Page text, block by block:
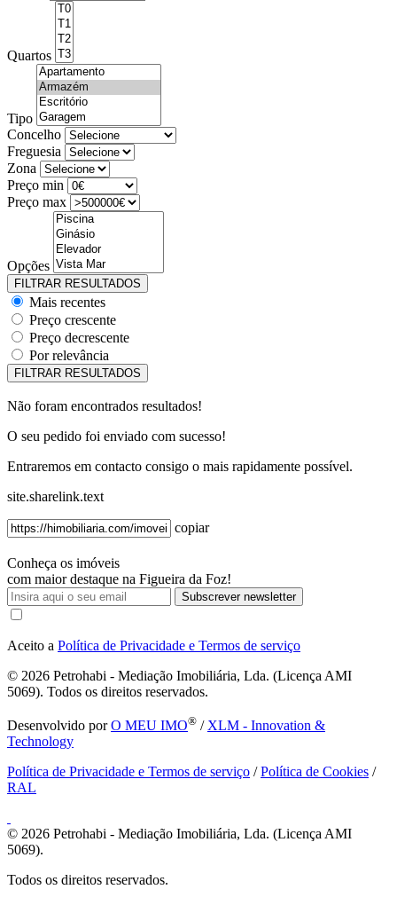
Quartos
Tipo
Concelho
Freguesia
Zona
Preço min
Preço max
Opções
Mais recentes
Preço crescente
Preço decrescente
Por relevância
Não foram encontrados resultados!
O seu pedido foi enviado com sucesso!
Entraremos em contacto consigo o mais rapidamente possível.
site.sharelink.text
copiar
Conheça os imóveis
com maior destaque na Figueira da Foz!
Subscrever newsletter
Aceito a Política de Privacidade e Termos de serviço
© 2026 Petrohabi - Mediação Imobiliária, Lda. (Licença AMI
5069). Todos os direitos reservados.
Desenvolvido porO MEU IMO® / XLM - Innovation &
Technology
Política de Privacidade e Termos de serviço /Política de Cookies /
RAL
© 2026 Petrohabi - Mediação Imobiliária, Lda. (Licença AMI
5069).
Todos os direitos reservados.